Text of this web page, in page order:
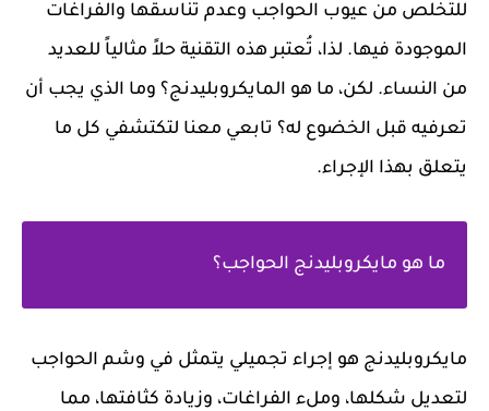
للتخلص من عيوب الحواجب وعدم تناسقها والفراغات
الموجودة فيها. لذا، تُعتبر هذه التقنية حلاً مثالياً للعديد
من النساء. لكن، ما هو المايكروبليدنج؟ وما الذي يجب أن
تعرفيه قبل الخضوع له؟ تابعي معنا لتكتشفي كل ما
يتعلق بهذا الإجراء.
ما هو مايكروبليدنج الحواجب؟
مايكروبليدنج هو إجراء تجميلي يتمثل في وشم الحواجب
لتعديل شكلها، وملء الفراغات، وزيادة كثافتها، مما